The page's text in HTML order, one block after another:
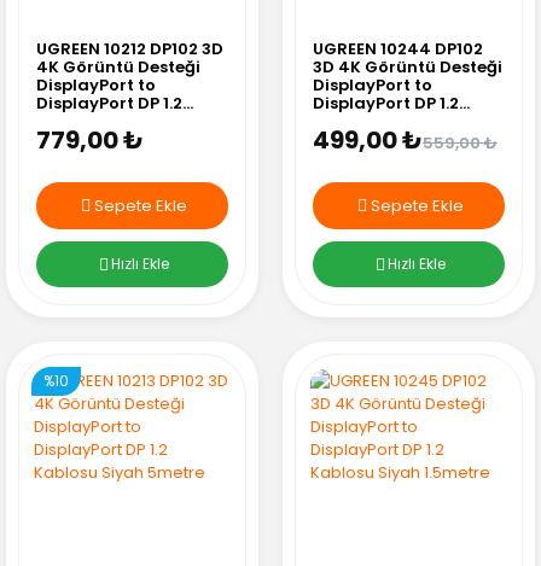
UGREEN 10212 DP102 3D
4K Görüntü Desteği
DisplayPort to
DisplayPort DP 1.2
779,00 ₺
Sepete Ekle
Hızlı Ekle
UGREEN 10244 DP102
3D 4K Görüntü Desteği
DisplayPort to
DisplayPort DP 1.2
499,00 ₺559,00 ₺
Sepete Ekle
Hızlı Ekle
%10